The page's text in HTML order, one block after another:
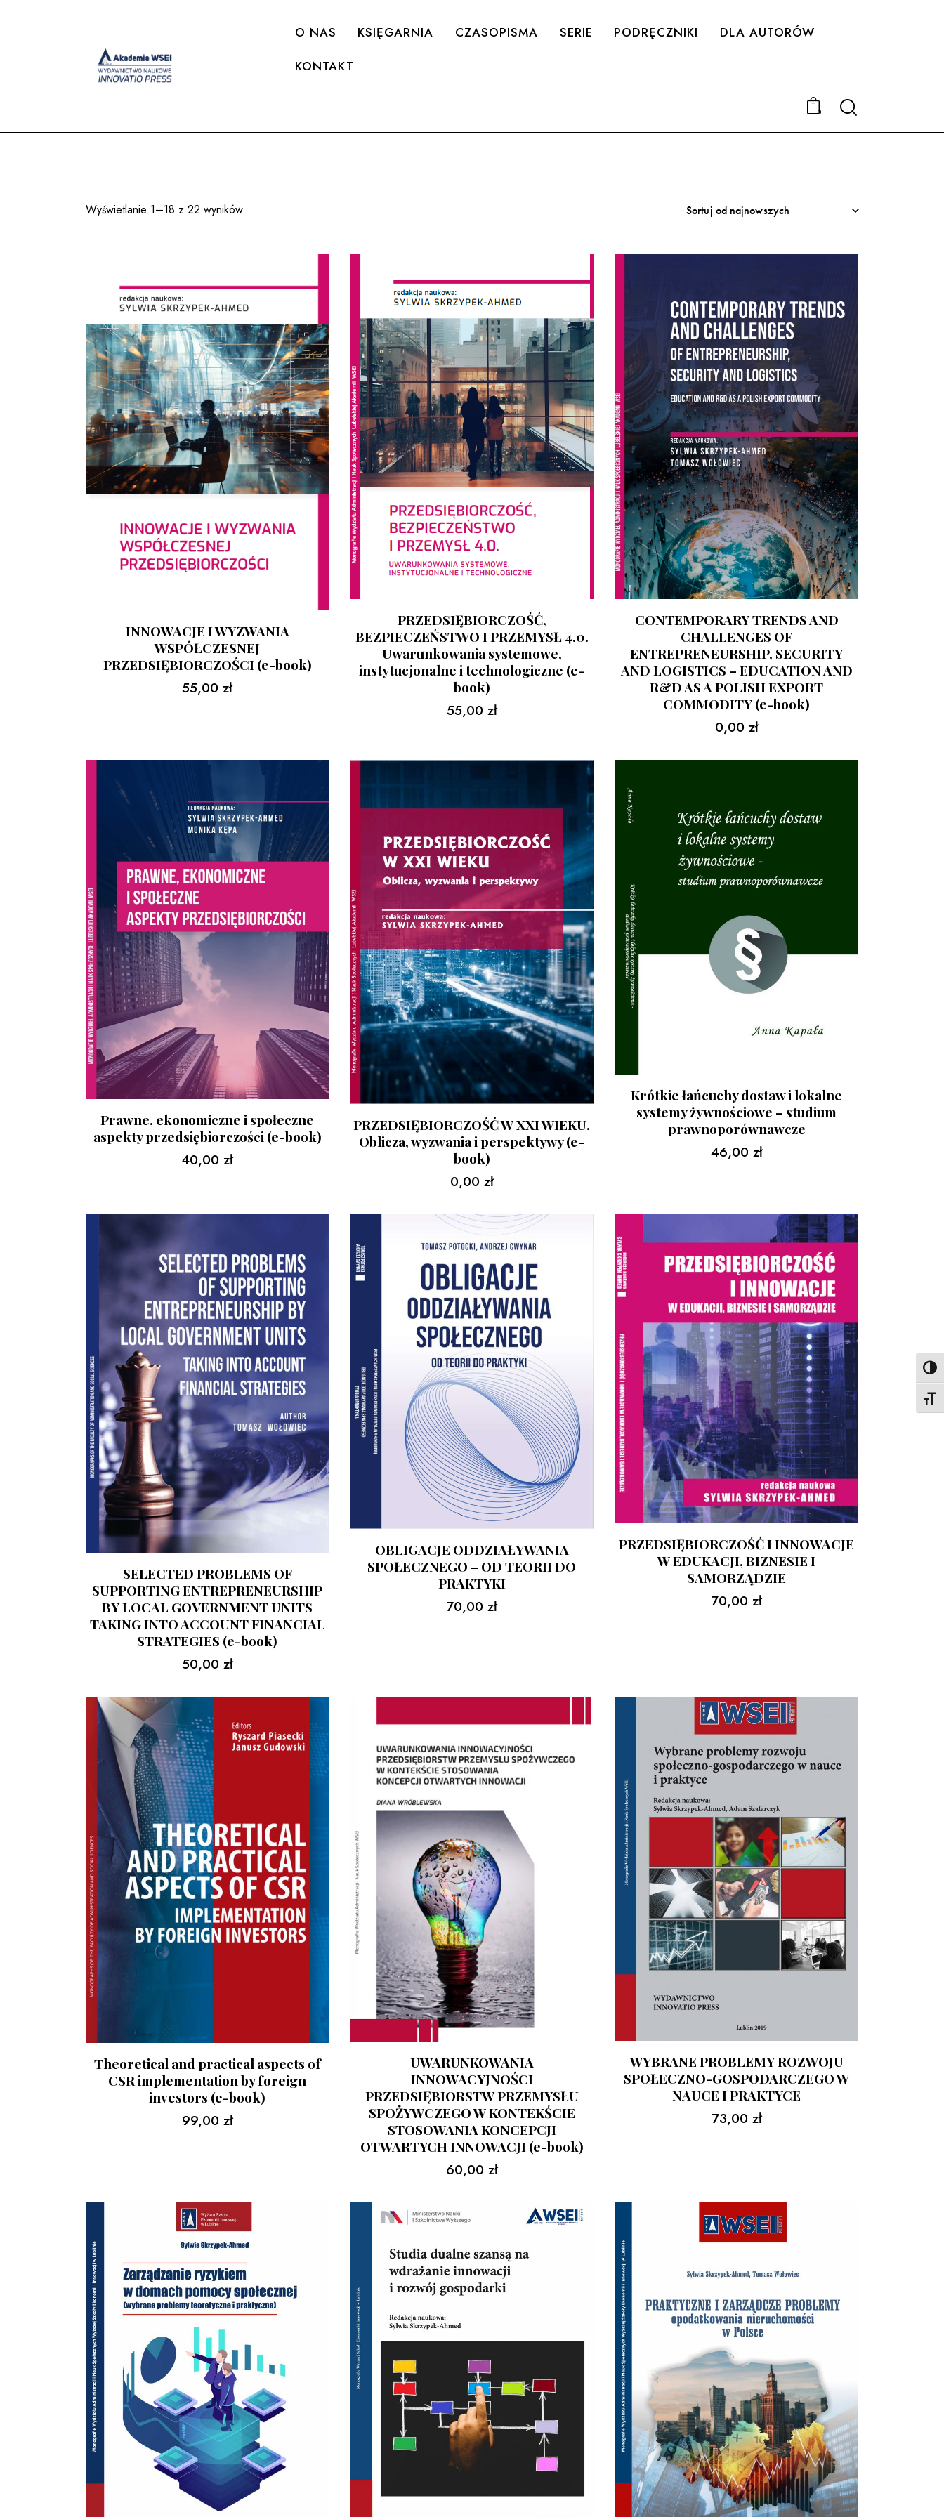
O NAS KSIĘGARNIA CZASOPISMA SERIE PODRĘCZNIKI
DLA AUTORÓW
KONTAKT
0 Search
Wyświetlanie 1–18 z 22 wyników
INNOWACJE I WYZWANIA
WSPÓŁCZESNEJ
PRZEDSIĘBIORCZOŚCI (e-book)
55,00zł
PRZEDSIĘBIORCZOŚĆ,
BEZPIECZEŃSTWO I PRZEMYSŁ 4.0.
Uwarunkowania systemowe,
instytucjonalne i technologiczne (e-
book)
55,00 zł
CONTEMPORARY TRENDS AND
CHALLENGES OF
ENTREPRENEURSHIP, SECURITY
AND LOGISTICS – EDUCATION AND
R&D AS A POLISH EXPORT
COMMODITY (e-book)
0,00 zł
Prawne, ekonomiczne i społeczne
aspekty przedsiębiorczości (e-book)
40,00zł
PRZEDSIĘBIORCZOŚĆ W XXI WIEKU.
Oblicza, wyzwania i perspektywy (e-
book)
0,00 zł
Krótkie łańcuchy dostaw i lokalne
systemy żywnościowe – studium
prawnoporównawcze
46,00 zł
SELECTED PROBLEMS OF
SUPPORTING ENTREPRENEURSHIP
BY LOCAL GOVERNMENT UNITS
TAKING INTO ACCOUNT FINANCIAL
STRATEGIES (e-book)
50,00 zł
OBLIGACJE ODDZIAŁYWANIA
SPOŁECZNEGO – OD TEORII DO
PRAKTYKI
70,00zł
PRZEDSIĘBIORCZOŚĆ I INNOWACJE
W EDUKACJI, BIZNESIE I
SAMORZĄDZIE
70,00zł
Theoretical and practical aspects of
CSR implementation by foreign
investors (e-book)
99,00 zł
UWARUNKOWANIA
INNOWACYJNOŚCI
PRZEDSIĘBIORSTW PRZEMYSŁU
SPOŻYWCZEGO W KONTEKŚCIE
STOSOWANIA KONCEPCJI
OTWARTYCH INNOWACJI (e-book)
60,00 zł
WYBRANE PROBLEMY ROZWOJU
SPOŁECZNO-GOSPODARCZEGO W
NAUCE I PRAKTYCE
73,00 zł